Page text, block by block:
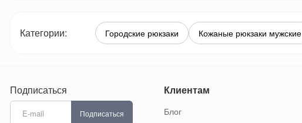
Категории: Городские рюкзаки Кожаные рюкзаки мужские
Подписаться
Подписаться
Клиентам
Блог